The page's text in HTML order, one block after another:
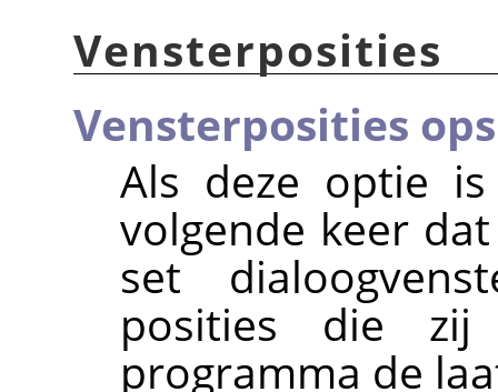
Vensterposities
Vensterposities
Als deze optie
volgende keer
set
posities die
programma de